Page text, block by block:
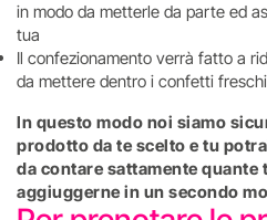
in modo da metterle da parte ed
tua
Il confezionamento verrà fatto a
da mettere dentro i confetti
In questo modo noi siamo
prodotto da te scelto e tu
da contare sattamente quante
aggiuggerne in un secondo